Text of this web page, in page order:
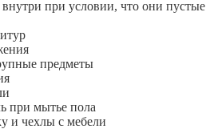
при условии, что они пустые
предметы
при мытье пола
и чехлы с мебели